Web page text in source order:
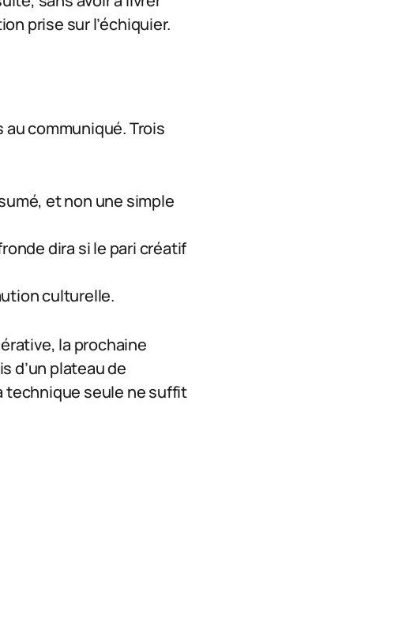
prise sur l’échiquier.
communiqué. Trois
et non une simple
dira si le pari créatif
culturelle.
la prochaine
d’un plateau de
technique seule ne suffit